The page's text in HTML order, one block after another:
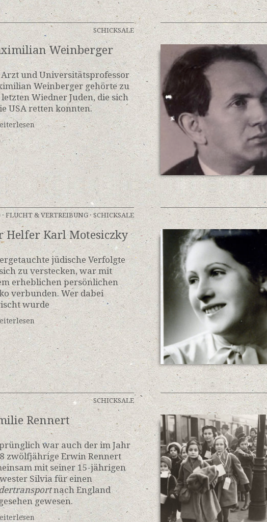
SCHICKSALE
Weinberger
Arzt und Universitätsprofessor
Weinberger gehörte zu
letzten Wiedner Juden, die sich
USA retten konnten.
·FLUCHT & VERTREIBUNG ·SCHICKSALE
Helfer Karl Motesiczky
jüdische Verfolgte
zu verstecken, war mit
erheblichen persönlichen
verbunden. Wer dabei
wurde
SCHICKSALE
Rennert
war auch der im Jahr
zwölfjährige Erwin Rennert
mit seiner 15-jährigen
Silvia für einen
nach England
gewesen.